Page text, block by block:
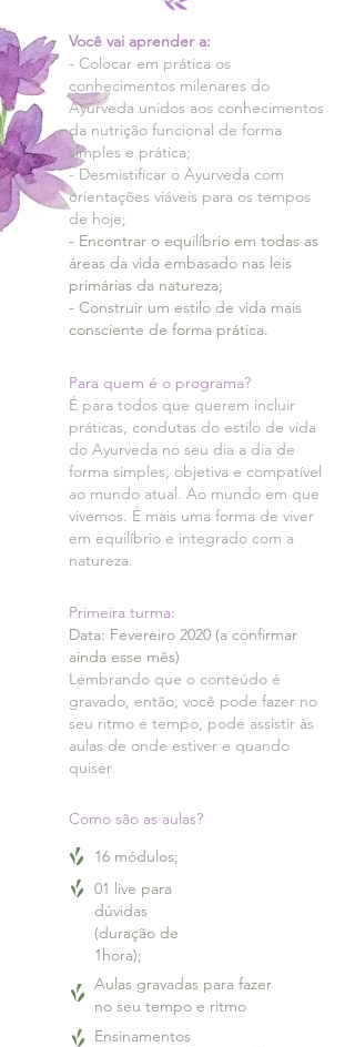
Você vai aprender a:
- Colocar em prática os
conhecimentos milenares do
Ayurveda unidos aos conhecimentos
da nutrição funcional de forma
simples e prática;
- Desmistificar o Ayurveda com
orientações viáveis para os tempos
de hoje;
- Encontrar o equilíbrio em todas as
áreas da vida embasado nas leis
primárias da natureza;
- Construir um estilo de vida mais
consciente de forma prática.
Para quem é o programa?
É para todos que querem incluir
práticas, condutas do estilo de vida
do Ayurveda no seu dia a dia de
forma simples, objetiva e compatível
ao mundo atual. Ao mundo em que
vivemos. É mais uma forma de viver
em equilíbrio e integrado com a
natureza.
Primeira turma:
Data: Fevereiro 2020 (a confirmar
ainda esse mês)
Lembrando que o conteúdo é
gravado, então, você pode fazer no
seu ritmo e tempo, pode assistir às
aulas de onde estiver e quando
quiser.
Como são as aulas?
16 módulos;
01 live para
dúvidas
(duração de
1hora);
Aulas gravadas para fazer
no seu tempo e ritmo
Ensinamentos